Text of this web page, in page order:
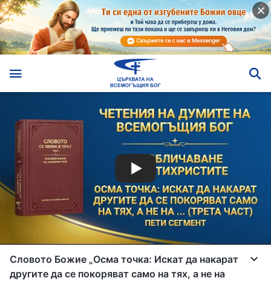
Словото Божие „Осма точка: Искат да накарат
другите да се покоряват само на тях, а не на